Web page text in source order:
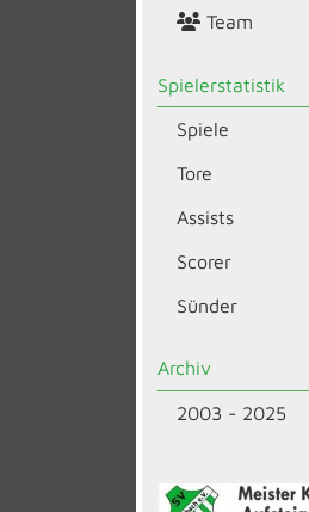
Team
Spielerstatistik
Spiele
Tore
Assists
Scorer
Sünder
Archiv
2003 - 2025